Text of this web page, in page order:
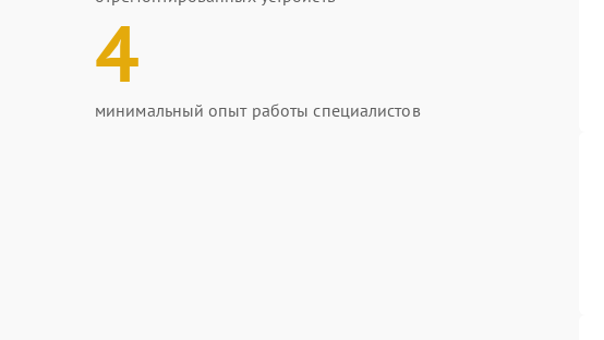
4
минимальный опыт работы специалистов